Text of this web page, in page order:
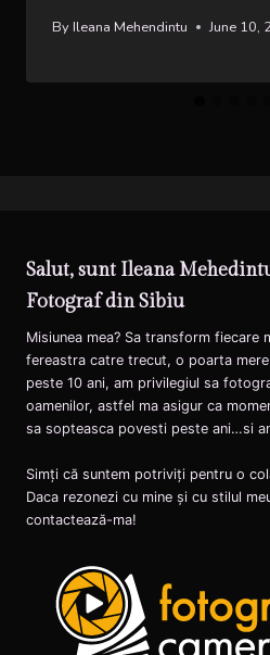
By Ileana Mehendintu June 10,
Salut, sunt Ileana
Fotograf din Sibiu
Misiunea mea? Sa transform fiecare
fereastra catre trecut, o poarta
peste 10 ani, am privilegiul sa
oamenilor, astfel ma asigur ca
sa sopteasca povesti peste ani…si
Simți că suntem potriviți pentru o
Daca rezonezi cu mine și cu stilul
contactează-ma!